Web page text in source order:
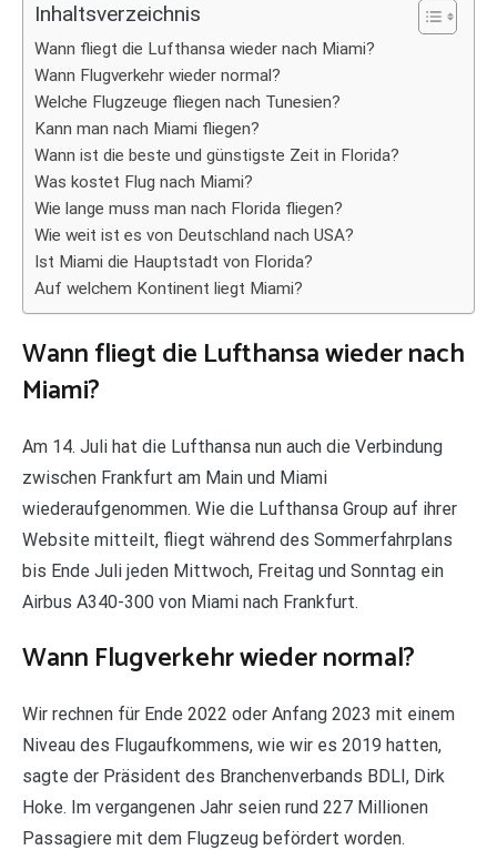
Inhaltsverzeichnis
Wann fliegt die Lufthansa wieder nach Miami?
Wann Flugverkehr wieder normal?
Welche Flugzeuge fliegen nach Tunesien?
Kann man nach Miami fliegen?
Wann ist die beste und günstigste Zeit in Florida?
Was kostet Flug nach Miami?
Wie lange muss man nach Florida fliegen?
Wie weit ist es von Deutschland nach USA?
Ist Miami die Hauptstadt von Florida?
Auf welchem Kontinent liegt Miami?
Wann fliegt die Lufthansa wieder nach
Miami?
Am 14. Juli hat die Lufthansa nun auch die Verbindung
zwischen Frankfurt am Main und Miami
wiederaufgenommen. Wie die Lufthansa Group auf ihrer
Website mitteilt, fliegt während des Sommerfahrplans
bis Ende Juli jeden Mittwoch, Freitag und Sonntag ein
Airbus A340-300 von Miami nach Frankfurt.
Wann Flugverkehr wieder normal?
Wir rechnen für Ende 2022 oder Anfang 2023 mit einem
Niveau des Flugaufkommens, wie wir es 2019 hatten,
sagte der Präsident des Branchenverbands BDLI, Dirk
Hoke. Im vergangenen Jahr seien rund 227 Millionen
Passagiere mit dem Flugzeug befördert worden.